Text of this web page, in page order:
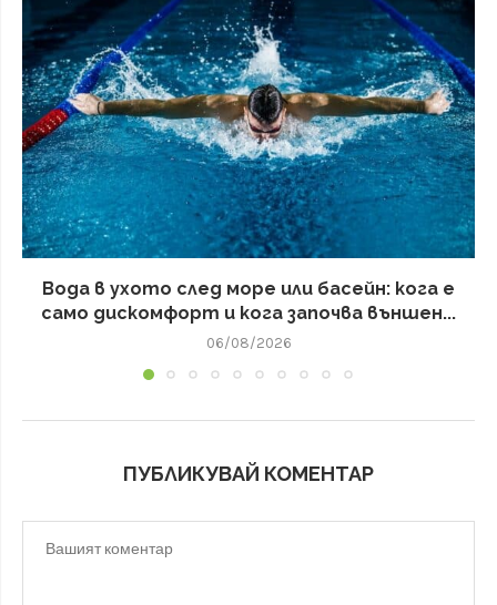
Вода в ухото след море или басейн: кога е
само дискомфорт и кога започва външен...
06/08/2026
ПУБЛИКУВАЙ КОМЕНТАР